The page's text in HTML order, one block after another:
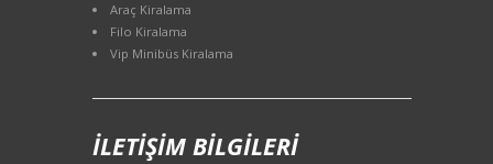
Araç Kiralama
Filo Kiralama
Vip Minibüs Kiralama
İLETIŞIM BILGILERI